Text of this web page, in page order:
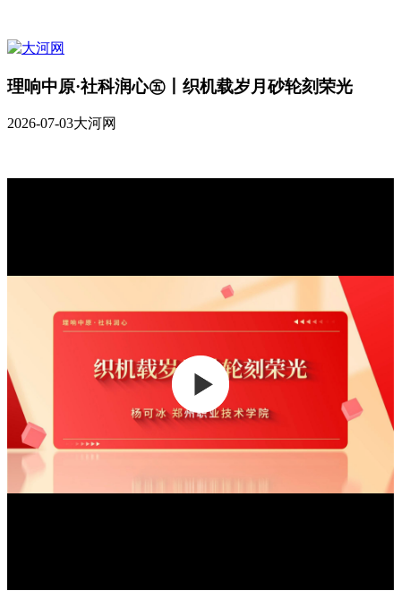
理响中原·社科润心㊄丨织机载岁月砂轮刻荣光
2026-07-03大河网